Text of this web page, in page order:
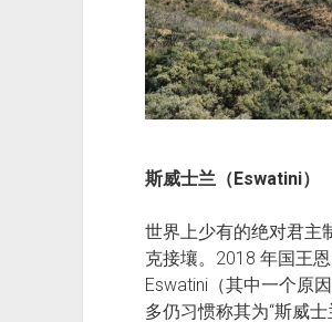
斯威士兰（Eswatini）
世界上少有的绝对君主
克接壤。2018 年国王
Eswatini（其中一个原
多仍习惯称其为“斯威士